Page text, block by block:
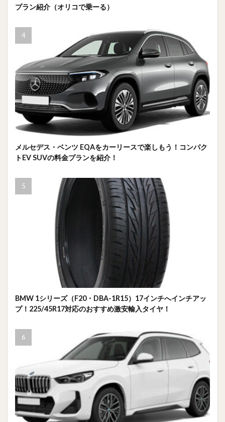
プラン紹介（オリコで乗ーる）
メルセデス・ベンツ EQAをカーリースで楽しもう！コンパク
トEV SUVの料金プランを紹介！
BMW 1シリーズ（F20・DBA-1R15）17インチへインチアッ
プ！225/45R17対応のおすすめ激安輸入タイヤ！